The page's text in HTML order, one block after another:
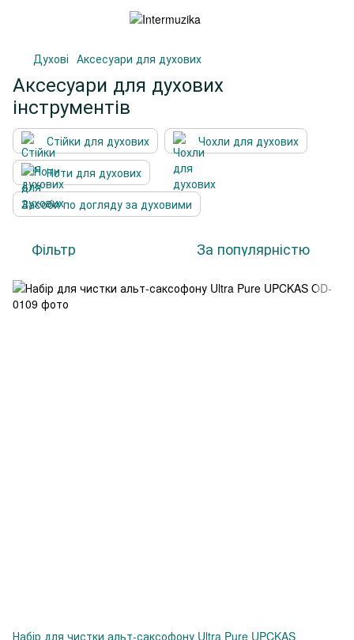
Духові Аксесуари для духових
Аксесуари для духових
інструментів
Стійки для духових
Чохли для духових
Ноти для духових
Засоби по догляду за духовими
Фільтр За популярністю
Набір для чистки альт-саксофону Ultra Pure UPCKAS